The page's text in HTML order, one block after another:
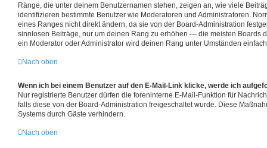
Ränge, die unter deinem Benutzernamen stehen, zeigen an, wie viele
identifizieren bestimmte Benutzer wie Moderatoren und Administratoren.
eines Ranges nicht direkt ändern, da sie von der Board-Administration
sinnlosen Beiträge, nur um deinen Rang zu erhöhen — die meisten Boards
ein Moderator oder Administrator wird deinen Rang unter Umständen
Nach oben
Wenn ich bei einem Benutzer auf den E-Mail-Link klicke, werde ich
Nur registrierte Benutzer dürfen die foreninterne E-Mail-Funktion für
falls diese von der Board-Administration freigeschaltet wurde. Diese
Systems durch Gäste verhindern.
Nach oben